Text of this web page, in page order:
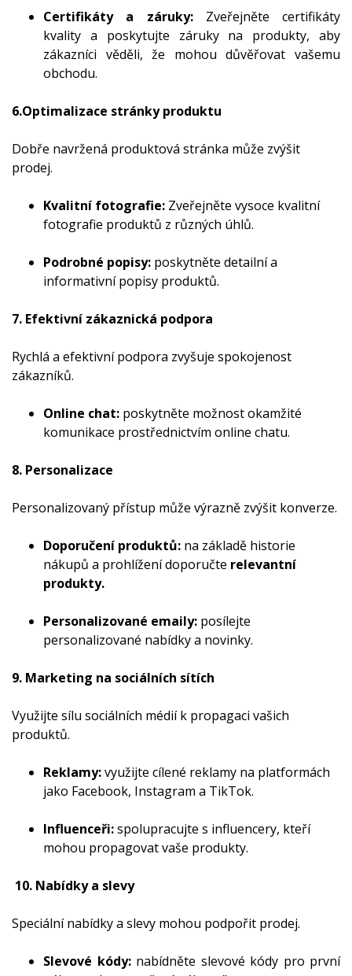
Certifikáty a záruky:Zveřejněte certifikáty
kvality a poskytujte záruky na produkty, aby
zákazníci věděli, že mohou důvěřovat vašemu
obchodu.
6.Optimalizace stránky produktu
Dobře navržená produktová stránka může zvýšit
prodej.
Kvalitní fotografie: Zveřejněte vysoce kvalitní
fotografie produktů z různých úhlů.
Podrobné popisy: poskytněte detailní a
informativní popisy produktů.
7. Efektivní zákaznická podpora
Rychlá a efektivní podpora zvyšuje spokojenost
zákazníků.
Online chat: poskytněte možnost okamžité
komunikace prostřednictvím online chatu.
8. Personalizace
Personalizovaný přístup může výrazně zvýšit konverze.
Doporučení produktů: na základě historie
nákupů a prohlížení doporučte relevantní
produkty.
Personalizované emaily: posílejte
personalizované nabídky a novinky.
9. Marketing na sociálních sítích
Využijte sílu sociálních médií k propagaci vašich
produktů.
Reklamy:využijte cílené reklamy na platformách
jako Facebook, Instagram a TikTok.
Influenceři:spolupracujte s influencery, kteří
mohou propagovat vaše produkty.
10. Nabídky a slevy
Speciální nabídky a slevy mohou podpořit prodej.
Slevové kódy:nabídněte slevové kódy pro první